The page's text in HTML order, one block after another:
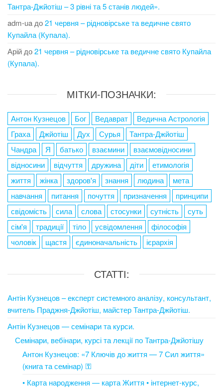
Тантра-Джйотіш – 3 рівні та 5 станів людей».
adm-ua до21 червня – рідновірське та ведичне свято
Купайла (Купала).
Арій до21 червня – рідновірське та ведичне свято Купайла
(Купала).
МІТКИ-ПОЗНАЧКИ:
Антон Кузнецов Бог Ведаврат
Ведична Астрологія
Граха
Джйотіш Дух Сурья
Тантра-Джйотіш
Чандра
Я батько взаємини
взаємовідносини
відносини
відчуття дружина діти
етимологія
життя
жінка здоров'я знання людина
мета
навчання
питання почуття призначення
принципи
свідомість
сила слова стосунки сутність
суть
сім'я
традиції тіло усвідомлення
філософія
чоловік
щастя єдиноначальність ієрархія
СТАТТІ:
Антін Кузнецов – експерт системного аналізу, консультант,
вчитель Праджня-Джйотіш, майстер Тантра-Джйотіш.
Антін Кузнецов — семінари та курси.
Семінари, вебінари, курсі та лекції по Тантра-Джйотішу
Антон Кузнецов: «7 Ключів до життя — 7 Сил життя»
(книга та семінар) ⚿
• Карта народження — карта Життя • інтернет-курс,